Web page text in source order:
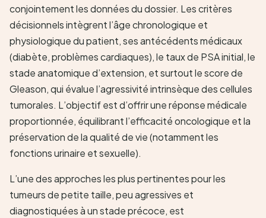
conjointement les données du dossier. Les critères
décisionnels intègrent l’âge chronologique et
physiologique du patient, ses antécédents médicaux
(diabète, problèmes cardiaques), le taux de PSA initial, le
stade anatomique d’extension, et surtout le score de
Gleason, qui évalue l’agressivité intrinsèque des cellules
tumorales. L’objectif est d’offrir une réponse médicale
proportionnée, équilibrant l’efficacité oncologique et la
préservation de la qualité de vie (notamment les
fonctions urinaire et sexuelle).
L’une des approches les plus pertinentes pour les
tumeurs de petite taille, peu agressives et
diagnostiquées à un stade précoce, est